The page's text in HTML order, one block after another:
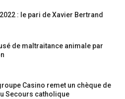
: le pari de Xavier Bertrand
de maltraitance animale par
Casino remet un chèque de
Secours catholique